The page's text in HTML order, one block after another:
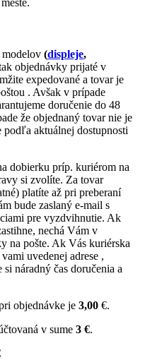
modelov (displeje,
objednávky prijaté v
expedované a tovar je
. Avšak v prípade
doručenie do 48
že objednaný tovar nie je
podľa aktuálnej dostupnosti
dobierku príp. kuriérom na
si zvolíte. Za tovar
platíte až pri preberaní
bude zaslaný e-mail s
pre vyzdvihnutie. Ak
nechá Vám v
na pošte. Ak Vás kuriérska
uvedenej adrese ,
náradný čas doručenia a
objednávke je 3,00 €.
v sume 3 €.